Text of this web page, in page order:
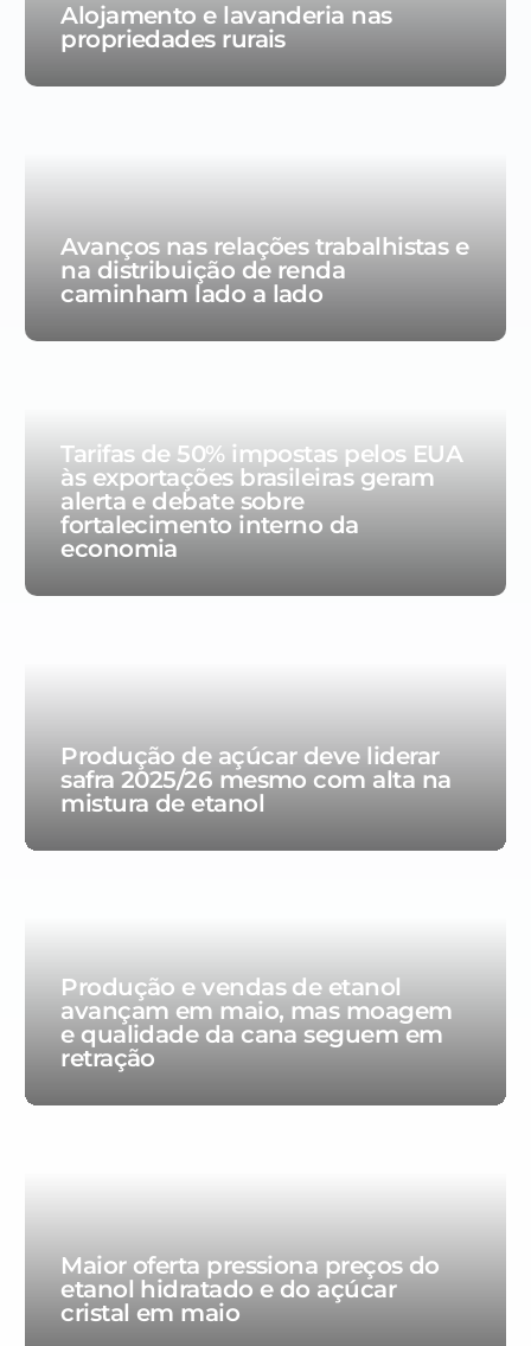
Alojamento e lavanderia nas
propriedades rurais
Avanços nas relações trabalhistas e
na distribuição de renda
caminham lado a lado
Tarifas de 50% impostas pelos EUA
às exportações brasileiras geram
alerta e debate sobre
fortalecimento interno da
economia
Produção de açúcar deve liderar
safra 2025/26 mesmo com alta na
mistura de etanol
Produção e vendas de etanol
avançam em maio, mas moagem
e qualidade da cana seguem em
retração
Maior oferta pressiona preços do
etanol hidratado e do açúcar
cristal em maio